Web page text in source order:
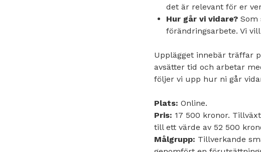
det är relevant för er
Hur går vi vidare? Som
förändringsarbete. Vi
Upplägget innebär träffar
avsätter tid och arbetar
följer vi upp hur ni går
Plats: Online.
Pris: 17 500 kronor.
till ett värde av 52 500
Målgrupp: Tillverkande